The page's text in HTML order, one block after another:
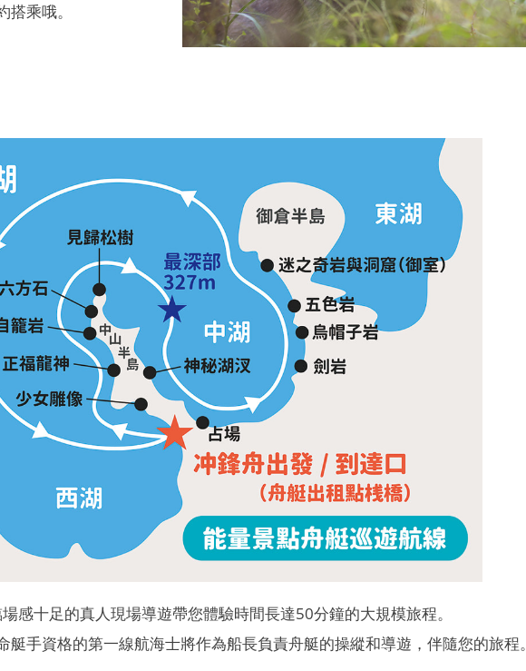
乘哦。
十足的真人現場導遊帶您體驗時間長達50分鐘的大規模旅程。​
手資格的第一線航海士將作為船長負責舟艇的操縱和導遊，伴隨您的旅程。